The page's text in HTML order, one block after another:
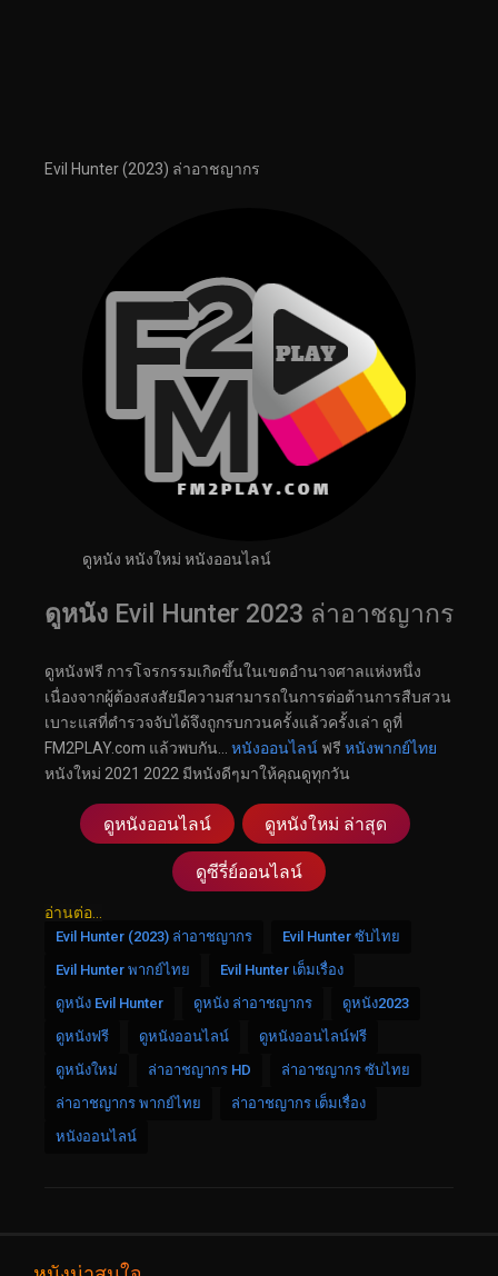
Evil Hunter (2023) ล่าอาชญากร
ดูหนัง หนังใหม่ หนังออนไลน์
ดูหนัง Evil Hunter 2023 ล่าอาชญากร
ดูหนังฟรี การโจรกรรมเกิดขึ้นในเขตอำนาจศาลแห่งหนึ่ง
เนื่องจากผู้ต้องสงสัยมีความสามารถในการต่อต้านการสืบสวน
เบาะแสที่ตำรวจจับได้จึงถูกรบกวนครั้งแล้วครั้งเล่า ดูที่
FM2PLAY.com แล้วพบกัน… หนังออนไลน์ ฟรี หนังพากย์ไทย
หนังใหม่ 2021 2022 มีหนังดีๆมาให้คุณดูทุกวัน
ดูหนังออนไลน์ ดูหนังใหม่ ล่าสุด
ดูซีรี่ย์ออนไลน์
อ่านต่อ...
Evil Hunter (2023) ล่าอาชญากร
Evil Hunter ซับไทย
Evil Hunter พากย์ไทย
Evil Hunter เต็มเรื่อง
ดูหนัง Evil Hunter
ดูหนัง ล่าอาชญากร
ดูหนัง2023
ดูหนังฟรี
ดูหนังออนไลน์
ดูหนังออนไลน์ฟรี
ดูหนังใหม่
ล่าอาชญากร HD
ล่าอาชญากร ซับไทย
ล่าอาชญากร พากย์ไทย
ล่าอาชญากร เต็มเรื่อง
หนังออนไลน์